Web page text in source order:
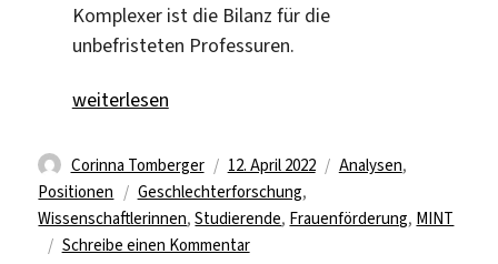
Komplexer ist die Bilanz für die
unbefristeten Professuren.
„Wie weiblich ist MINT an der FU?“
weiterlesen
Autor
Corinna Tomberger
Veröffentlicht
am
12. April 2022 Kategorien
Analysen,
Positionen
Schlagwörter
Geschlechterforschung,
Wissenschaftlerinnen,Studierende, Frauenförderung, MINT
Schreibe einen Kommentarzu